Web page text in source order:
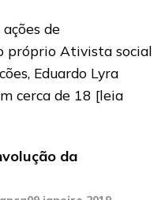
de
próprio Ativista social
Eduardo Lyra
cerca de 18 [leia
da